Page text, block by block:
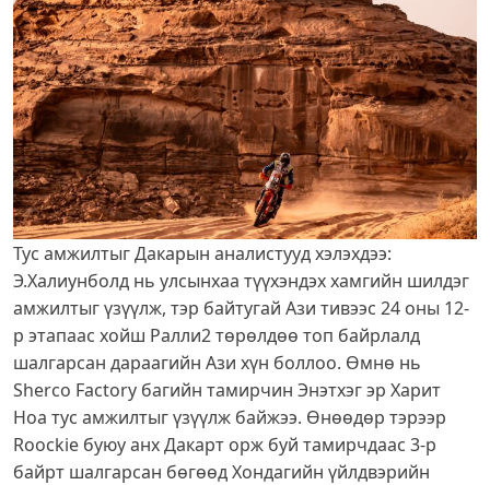
Тус амжилтыг Дакарын аналистууд хэлэхдээ:
Э.Халиунболд нь улсынхаа түүхэндэх хамгийн шилдэг
амжилтыг үзүүлж, тэр байтугай Ази тивээс 24 оны 12-
р этапаас хойш Ралли2 төрөлдөө топ байрлалд
шалгарсан дараагийн Ази хүн боллоо. Өмнө нь
Sherco Factory багийн тамирчин Энэтхэг эр Харит
Ноа тус амжилтыг үзүүлж байжээ. Өнөөдөр тэрээр
Roockie буюу анх Дакарт орж буй тамирчдаас 3-р
байрт шалгарсан бөгөөд Хондагийн үйлдвэрийн